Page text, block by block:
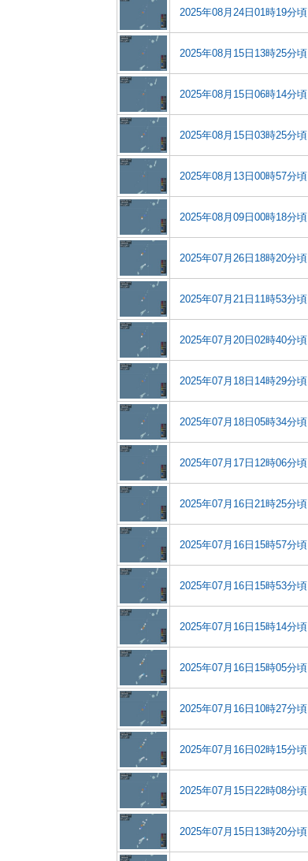
2025年08月24日01時19分頃
2025年08月15日13時25分頃
2025年08月15日06時14分頃
2025年08月15日03時25分頃
2025年08月13日00時57分頃
2025年08月09日00時18分頃
2025年07月26日18時20分頃
2025年07月21日11時53分頃
2025年07月20日02時40分頃
2025年07月18日14時29分頃
2025年07月18日05時34分頃
2025年07月17日12時06分頃
2025年07月16日21時25分頃
2025年07月16日15時57分頃
2025年07月16日15時53分頃
2025年07月16日15時14分頃
2025年07月16日15時05分頃
2025年07月16日10時27分頃
2025年07月16日02時15分頃
2025年07月15日22時08分頃
2025年07月15日13時20分頃